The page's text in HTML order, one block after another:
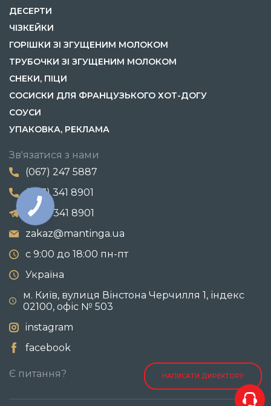
ДЕСЕРТИ
ЧІЗКЕЙКИ
ГОРІШКИ ЗІ ЗГУЩЕНИМ МОЛОКОМ
ТРУБОЧКИ ЗІ ЗГУЩЕНИМ МОЛОКОМ
СНЕКИ, ПІЦИ
СОСИСКИ ДЛЯ ФРАНЦУЗЬКОГО ХОТ-ДОГУ
СОУСИ
УПАКОВКА, РЕКЛАМА
Зв'язатися з нами
(067) 247 5887
(067) 341 8901
(067) 341 8901
zakaz@mantinga.ua
с 9:00 до 18:00 пн-пт
Україна
м. Київ, вулиця Вінстона Черчилля 1, індекс
02100, офіс № 503
instagram
facebook
Є питання? НАПИСАТИ ДИРЕКТОРУ